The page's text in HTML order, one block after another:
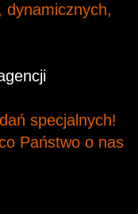
dynamicznych,
specjalnych!
Państwo o nas